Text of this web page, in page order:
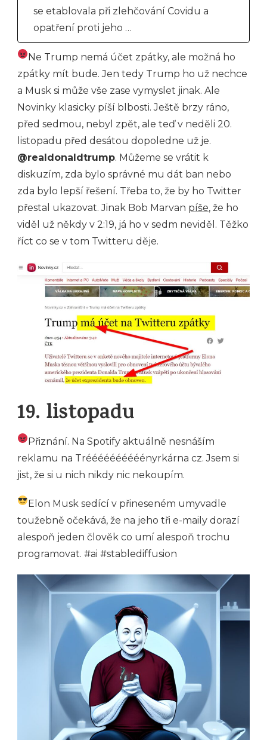
se etablovala při zlehčování Covidu a
opatření proti jeho …
Ne Trump nemá účet zpátky, ale možná ho
zpátky mít bude. Jen tedy Trump ho už nechce
a Musk si může vše zase vymyslet jinak. Ale
Novinky klasicky píší blbosti. Ještě brzy ráno,
před sedmou, nebyl zpět, ale teď v neděli 20.
listopadu před desátou dopoledne už je.
@realdonaldtrump. Můžeme se vrátit k
diskuzím, zda bylo správné mu dát ban nebo
zda bylo lepší řešení. Třeba to, že by ho Twitter
přestal ukazovat. Jinak Bob Marvan píše, že ho
viděl už někdy v 2:19, já ho v sedm neviděl. Těžko
říct co se v tom Twitteru děje.
19. listopadu
Přiznání. Na Spotify aktuálně nesnáším
reklamu na Tréééééééééényrkárna cz. Jsem si
jist, že si u nich nikdy nic nekoupím.
Elon Musk sedící v přineseném umyvadle
toužebně očekává, že na jeho tři e-maily dorazí
alespoň jeden člověk co umí alespoň trochu
programovat. #ai #stablediffusion